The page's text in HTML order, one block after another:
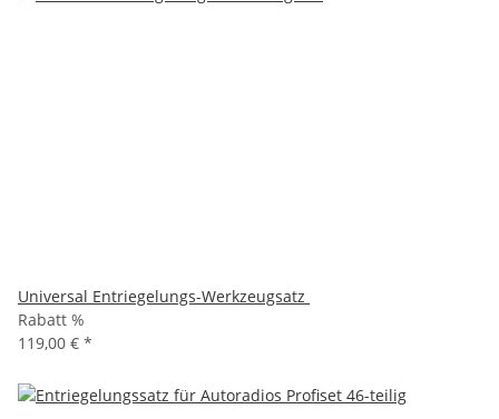
Universal Entriegelungs-Werkzeugsatz
Rabatt %
119,00 € *